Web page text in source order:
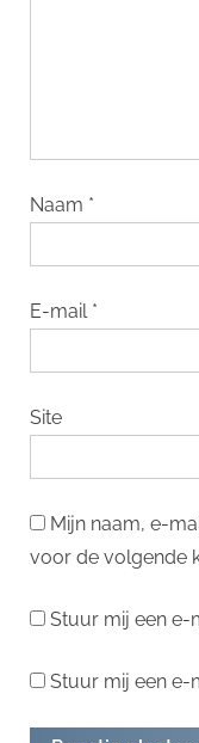
Naam *
E-mail *
Site
Mijn naam, e-
voor de volgende
Stuur mij een e-
Stuur mij een e-